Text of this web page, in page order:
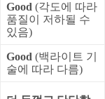
Good (각도에 따라
품질이 저하될 수
있음)
Good (백라이트 기
술에 따라 다름)